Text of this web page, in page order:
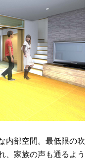
内部空間。最低限の吹
、家族の声も通るよう